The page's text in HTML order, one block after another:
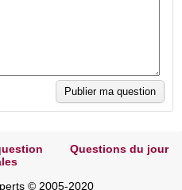
Questions du jour
© 2005-2020